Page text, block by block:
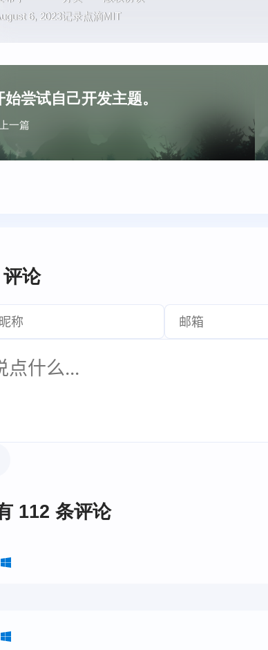
6, 2023记录点滴MIT
始尝试自己开发主题。
一篇
评论
112 条评论